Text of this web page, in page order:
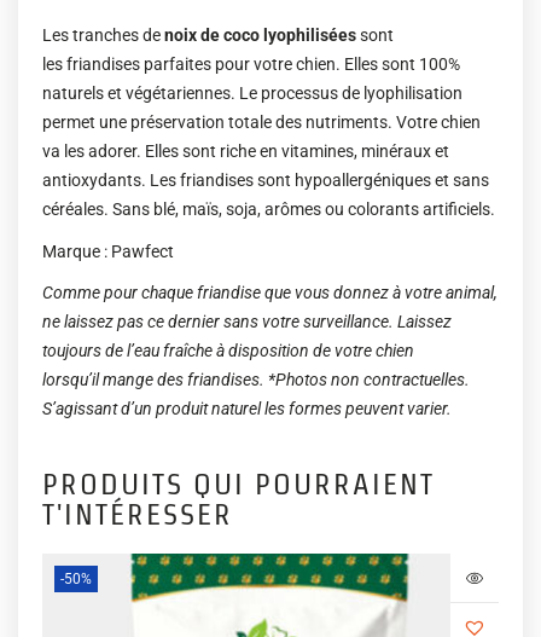
Les tranches denoix de coco lyophiliséessont
les friandises parfaites pour votre chien. Elles sont 100%
naturels et végétariennes. Le processus de lyophilisation
permet une préservation totale des nutriments. Votre chien
va les adorer. Elles sont riche en vitamines, minéraux et
antioxydants. Les friandises sont hypoallergéniques et sans
céréales. Sans blé, maïs, soja, arômes ou colorants artificiels.
Marque : Pawfect
Comme pour chaque friandise que vous donnez à votre animal,
ne laissez pas ce dernier sans votre surveillance. Laissez
toujours de l’eau fraîche à disposition de votre chien
lorsqu’il mange des friandises. *Photos non contractuelles.
S’agissant d’un produit naturel les formes peuvent varier.
PRODUITS QUI POURRAIENT
T'INTÉRESSER
-50%